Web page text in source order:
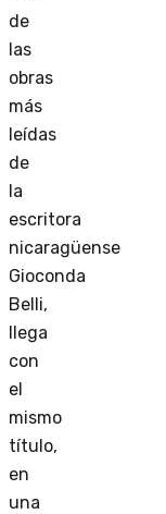
de
las
obras
más
leídas
de
la
escritora
nicaragüense
Gioconda
Belli,
llega
con
el
mismo
título,
en
una